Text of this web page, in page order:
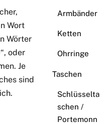
Wort
Wörter
oder
Je
sind
Armbänder
Ketten
Ohrringe
Taschen
Schlüsselta
schen /
Portemonn